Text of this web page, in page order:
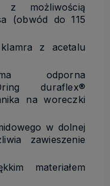
z możliwością
(obwód do 115
z acetalu
odporna
duraflex®
na woreczki
w dolnej
zawieszenie
materiałem